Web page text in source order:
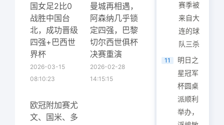
国女足2比0
战胜中国台
北，成功晋级
四强+巴西世
界杯
2026-03-15
08:10:23
曼城再相遇，
阿森纳几乎锁
定四强，巴黎
切尔西世俱杯
决赛重演
2026-02-28
14:15:15
欧冠附加赛尤
文、国米、多
赛季被
来自大
连的球
队三杀
11
明日之
星冠军
杯圆桌
派顺利
举办，